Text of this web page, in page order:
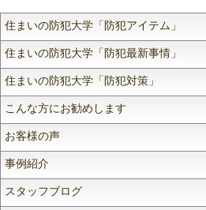
住まいの防犯大学「防犯アイテム」
住まいの防犯大学「防犯最新事情」
住まいの防犯大学「防犯対策」
こんな方にお勧めします
お客様の声
事例紹介
スタッフブログ